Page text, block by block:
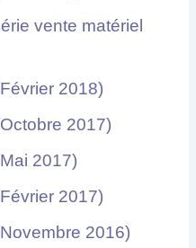
vente matériel
2018)
2017)
2017)
2017)
2016)